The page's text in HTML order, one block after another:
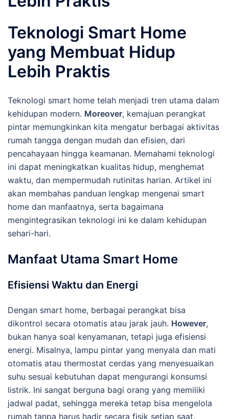
Teknologi Smart Home
yang Membuat Hidup
Lebih Praktis
Teknologi smart home telah menjadi tren utama dalam
kehidupan modern. Moreover, kemajuan perangkat
pintar memungkinkan kita mengatur berbagai aktivitas
rumah tangga dengan mudah dan efisien, dari
pencahayaan hingga keamanan. Memahami teknologi
ini dapat meningkatkan kualitas hidup, menghemat
waktu, dan mempermudah rutinitas harian. Artikel ini
akan membahas panduan lengkap mengenai smart
home dan manfaatnya, serta bagaimana
mengintegrasikan teknologi ini ke dalam kehidupan
sehari-hari.
Manfaat Utama Smart Home
Efisiensi Waktu dan Energi
Dengan smart home, berbagai perangkat bisa
dikontrol secara otomatis atau jarak jauh. However,
bukan hanya soal kenyamanan, tetapi juga efisiensi
energi. Misalnya, lampu pintar yang menyala dan mati
otomatis atau thermostat cerdas yang menyesuaikan
suhu sesuai kebutuhan dapat mengurangi konsumsi
listrik. Ini sangat berguna bagi orang yang memiliki
jadwal padat, sehingga mereka tetap bisa mengelola
rumah tanpa harus hadir secara fisik setiap saat.